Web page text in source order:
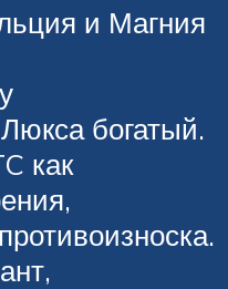
и Магния
богатый.
как